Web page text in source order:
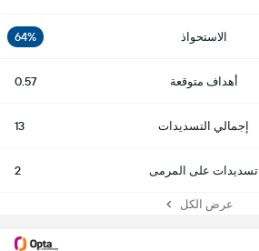
الاستحواذ 64%
أهداف متوقعة 0.57
إجمالي التسديدات 13
تسديدات على المرمى 2
عرض الكل